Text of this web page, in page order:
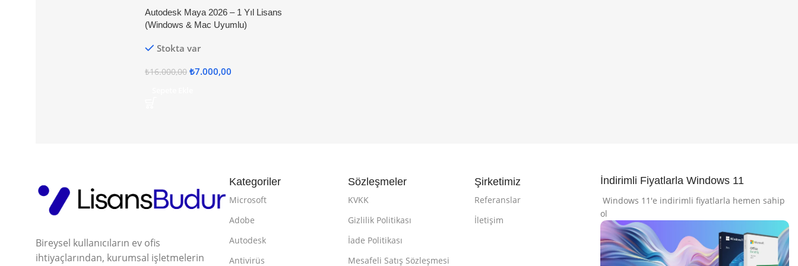
Autodesk Maya 2026 – 1 Yıl Lisans
(Windows & Mac Uyumlu)
Stokta var
₺16.000,00 ₺7.000,00
Bireysel kullanıcıların ev ofis
ihtiyaçlarından, kurumsal işletmelerin
Kategoriler
Microsoft
Adobe
Autodesk
Antivirüs
Sözleşmeler
KVKK
Gizlilik Politikası
İade Politikası
Mesafeli Satış Sözleşmesi
Şirketimiz
Referanslar
İletişim
İndirimli Fiyatlarla Windows 11
Windows 11'e indirimli fiyatlarla hemen sahip
ol